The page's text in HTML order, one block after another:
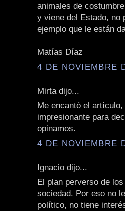
animales de
y viene del Estado, no
ejemplo que le están
Matías Díaz
4 DE NOVIEMBRE
Mirta dijo...
Me encantó el
impresionante para
opinamos.
4 DE NOVIEMBRE
Ignacio dijo...
El plan perverso de
sociedad. Por eso no
político, no tiene